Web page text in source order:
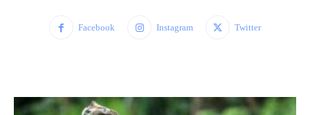
Facebook Instagram Twitter